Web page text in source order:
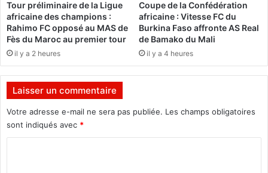
n
a
F
e
n
A
l
Tour préliminaire de la Ligue
africaine des champions :
Rahimo FC opposé au MAS de
Fès du Maroc au premier tour
il y a 2 heures
Coupe de la Confédération
africaine : Vitesse FC du
Burkina Faso affronte AS Real
de Bamako du Mali
il y a 4 heures
Laisser un commentaire
Votre adresse e-mail ne sera pas publiée. Les champs obligatoires
sont indiqués avec *